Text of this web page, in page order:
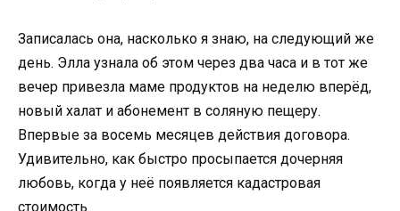
Записалась она, насколько я знаю, на следующий же
день. Элла узнала об этом через два часа и в тот же
вечер привезла маме продуктов на неделю вперёд,
новый халат и абонемент в соляную пещеру.
Впервые за восемь месяцев действия договора.
Удивительно, как быстро просыпается дочерняя
любовь, когда у неё появляется кадастровая
стоимость.